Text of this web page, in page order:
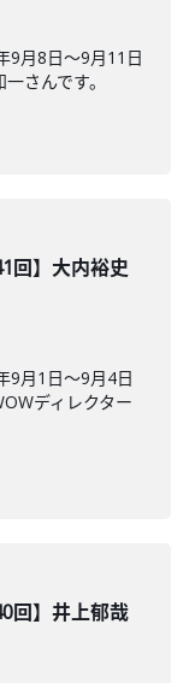
9月8日〜9月11日
さんです。
回】大内裕史
9月1日〜9月4日
ディレクター
回】井上郁哉